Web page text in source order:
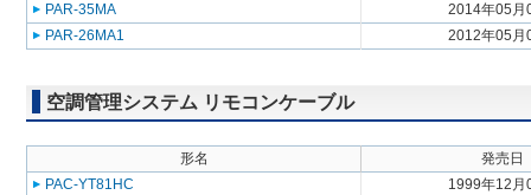
PAR-35MA
2014年05月
PAR-26MA1
2012年05月
空調管理システム リモコンケーブル
形名
発売日
PAC-YT81HC
1999年12月